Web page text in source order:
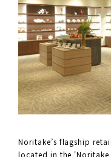
Noritake’s flagship
located in the